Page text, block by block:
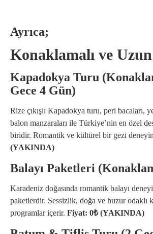
Ayrıca;
Konaklamalı ve
Kapadokya Turu
Gece 4 Gün)
Rize çıkışlı Kapadokya turu, peri bacaları,
balon manzaraları ile Türkiye’nin en özel
biridir. Romantik ve kültürel bir gezi
(YAKINDA)
Balayı Paketleri
Karadeniz doğasında romantik balayı
paketlerdir. Sessizlik, doğa ve huzur odaklı
programlar içerir. Fiyat: 0₺ (YAKINDA)